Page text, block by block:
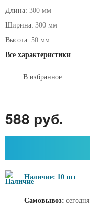
Длина: 300 мм
Ширина: 300 мм
Высота: 50 мм
Все характеристики
В избранное
588 руб.
Наличие: 10 шт
Самовывоз: сегодня